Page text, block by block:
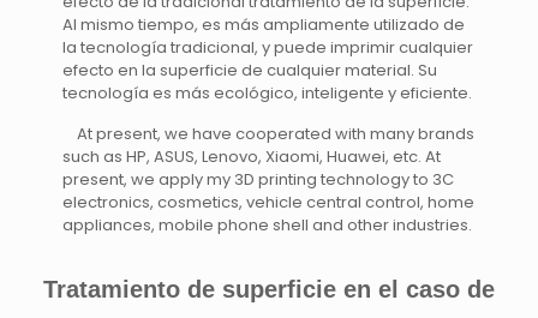
Al mismo tiempo, es más ampliamente utilizado de
la tecnología tradicional, y puede imprimir cualquier
efecto en la superficie de cualquier material. Su
tecnología es más ecológico, inteligente y eficiente.
At present, we have cooperated with many brands
such as HP, ASUS, Lenovo, Xiaomi, Huawei, etc. At
present, we apply my 3D printing technology to 3C
electronics, cosmetics, vehicle central control, home
appliances, mobile phone shell and other industries.
Tratamiento de superficie en el caso de